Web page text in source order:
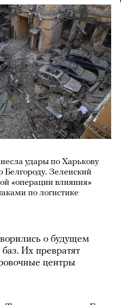
удары по Харькову
Зеленский
«операции влияния»
по логистике
о будущем
Их превратят
центры